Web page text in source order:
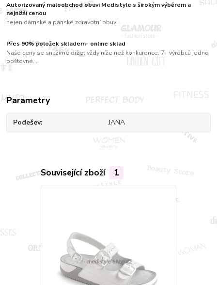
Autorizovaný maloobchod obuvi Medistyle s širokým výběrem a
nejnižší cenou
nejen dámské a pánské zdravotní obuvi
Přes 90% položek skladem- online sklad
Naše ceny se snažíme držet vždy níže než konkurence. 7+ výrobců jedno
poštovné....
Parametry
Podešev JANA
Související zboží 1